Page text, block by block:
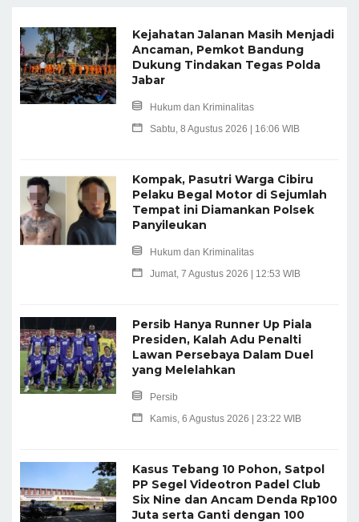
Kejahatan Jalanan Masih Menjadi
Ancaman, Pemkot Bandung
Dukung Tindakan Tegas Polda
Jabar
Hukum dan Kriminalitas
Sabtu, 8 Agustus 2026 | 16:06 WIB
Kompak, Pasutri Warga Cibiru
Pelaku Begal Motor di Sejumlah
Tempat ini Diamankan Polsek
Panyileukan
Hukum dan Kriminalitas
Jumat, 7 Agustus 2026 | 12:53 WIB
Persib Hanya Runner Up Piala
Presiden, Kalah Adu Penalti
Lawan Persebaya Dalam Duel
yang Melelahkan
Persib
Kamis, 6 Agustus 2026 | 23:22 WIB
Kasus Tebang 10 Pohon, Satpol
PP Segel Videotron Padel Club
Six Nine dan Ancam Denda Rp100
Juta serta Ganti dengan 100